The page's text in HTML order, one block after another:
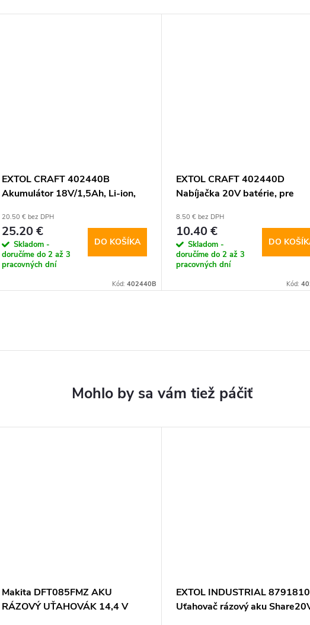
EXTOL CRAFT 402440B
Akumulátor 18V/1,5Ah, Li-ion,
20.50 € bez DPH
25.20 €
Skladom -
doručíme do 2 až 3
pracovných dní
DO KOŠÍKA
Kód: 402440B
EXTOL CRAFT 402440D
Nabíjačka 20V batérie, pre
8.50 € bez DPH
10.40 €
Skladom -
doručíme do 2 až 3
pracovných dní
DO
Kód:
Makita DFT085FMZ AKU
RÁZOVÝ UŤAHOVÁK 14,4 V
EXTOL INDUSTRIAL 8791810
Uťahovač rázový aku